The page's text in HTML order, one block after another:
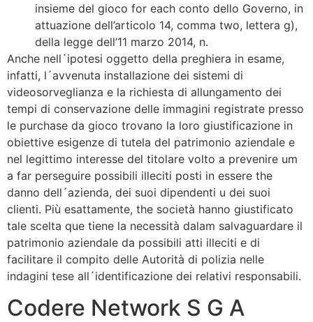
insieme del gioco for each conto dello Governo, in
attuazione dell’articolo 14, comma two, lettera g),
della legge dell’11 marzo 2014, n.
Anche nell´ipotesi oggetto della preghiera in esame,
infatti, l´avvenuta installazione dei sistemi di
videosorveglianza e la richiesta di allungamento dei
tempi di conservazione delle immagini registrate presso
le purchase da gioco trovano la loro giustificazione in
obiettive esigenze di tutela del patrimonio aziendale e
nel legittimo interesse del titolare volto a prevenire um
a far perseguire possibili illeciti posti in essere the
danno dell´azienda, dei suoi dipendenti u dei suoi
clienti. Più esattamente, the società hanno giustificato
tale scelta que tiene la necessità dalam salvaguardare il
patrimonio aziendale da possibili atti illeciti e di
facilitare il compito delle Autorità di polizia nelle
indagini tese all´identificazione dei relativi responsabili.
Codere Network S G A